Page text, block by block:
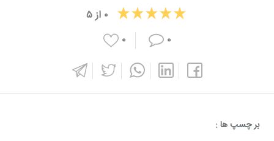
۰ از۵
۰
۰
بر چسپ ها :